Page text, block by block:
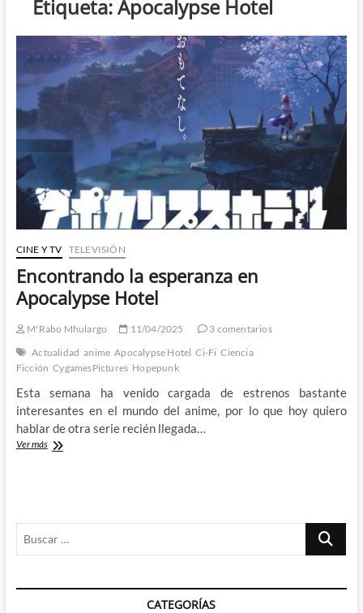
Etiqueta:Apocalypse Hotel
CINE Y TV TELEVISIÓN
Encontrando la esperanza en
Apocalypse Hotel
M'Rabo Mhulargo 11/04/2025
3 comentarios
Actualidad anime Apocalypse Hotel Ci-Fi Ciencia
Ficción CygamesPictures Hopepunk
Esta semana ha venido cargada de estrenos bastante
interesantes en el mundo del anime, por lo que hoy quiero
hablar de otra serie recién llegada…
Ver másEncontrando
Buscar
CATEGORÍAS